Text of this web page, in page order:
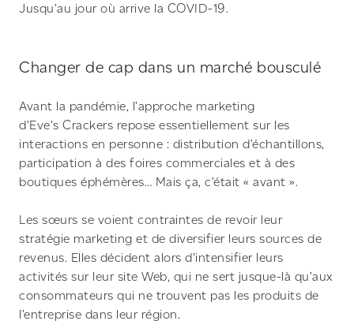
Jusqu’au jour où arrive la COVID-19.
Changer de cap dans un marché bousculé
Avant la pandémie, l’approche marketing
d’Eve’s Crackers repose essentiellement sur les
interactions en personne : distribution d’échantillons,
participation à des foires commerciales et à des
boutiques éphémères… Mais ça, c’était « avant ».
Les sœurs se voient contraintes de revoir leur
stratégie marketing et de diversifier leurs sources de
revenus. Elles décident alors d’intensifier leurs
activités sur leur site Web, qui ne sert jusque-là qu’aux
consommateurs qui ne trouvent pas les produits de
l’entreprise dans leur région.